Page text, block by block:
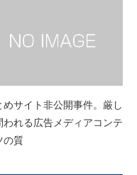
めサイト非公開事件。厳し
われる広告メディアコンテ
の質